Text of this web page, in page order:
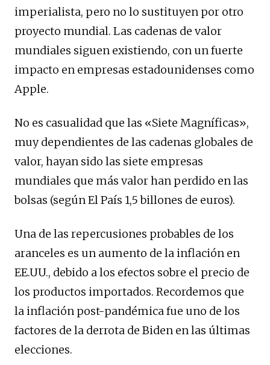
imperialista, pero no lo sustituyen por otro
proyecto mundial. Las cadenas de valor
mundiales siguen existiendo, con un fuerte
impacto en empresas estadounidenses como
Apple.
No es casualidad que las «Siete Magníficas»,
muy dependientes de las cadenas globales de
valor, hayan sido las siete empresas
mundiales que más valor han perdido en las
bolsas (según El País 1,5 billones de euros).
Una de las repercusiones probables de los
aranceles es un aumento de la inflación en
EE.UU., debido a los efectos sobre el precio de
los productos importados. Recordemos que
la inflación post-pandémica fue uno de los
factores de la derrota de Biden en las últimas
elecciones.